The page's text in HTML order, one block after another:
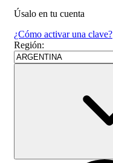
Úsalo en tu cuenta
¿Cómo activar una clave?
Región: